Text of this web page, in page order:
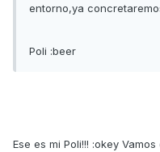
entorno,ya
Poli :beer
Ese es mi Poli!!! :okey